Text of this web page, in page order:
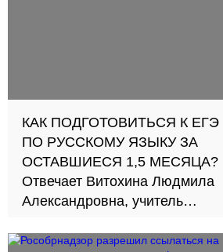
КАК ПОДГОТОВИТЬСЯ К ЕГЭ
ПО РУССКОМУ ЯЗЫКУ ЗА
ОСТАВШИЕСЯ 1,5 МЕСЯЦА?
Отвечает Витохина Людмила
Александровна, учитель
СОШ №44 г. Хабаровска. Ее